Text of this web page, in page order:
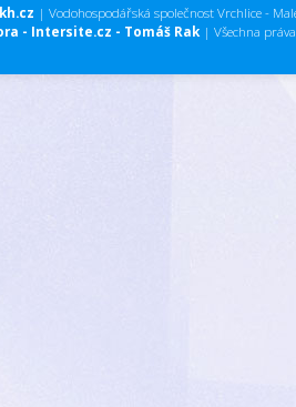
| Vodohospodářská společnost Vrchlice -
- Intersite.cz - Tomáš Rak | Všechna